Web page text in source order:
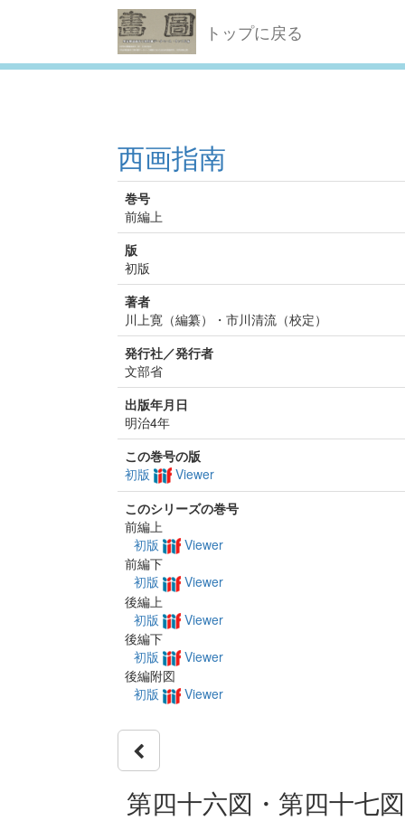
トップに戻る
西画指南
巻号
前編上
版
初版
著者
川上寛（編纂）・市川清流（校定）
発行社／発行者
文部省
出版年月日
明治4年
この巻号の版
初版
Viewer
このシリーズの巻号
前編上
初版
Viewer
前編下
初版
Viewer
後編上
初版
Viewer
後編下
初版
Viewer
後編附図
初版
Viewer
第四十六図・第四十七